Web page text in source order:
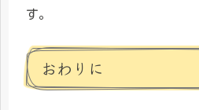
す。
おわりに